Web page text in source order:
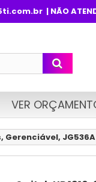
| NÃO
VER
Gerenciável, JG536A